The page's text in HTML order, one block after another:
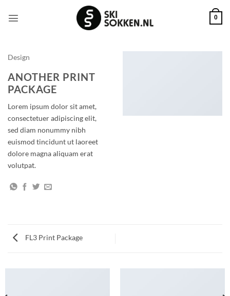
naar
0
Design
ANOTHER PRINT
PACKAGE
Lorem ipsum dolor sit amet,
consectetuer adipiscing elit,
sed diam nonummy nibh
euismod tincidunt ut laoreet
dolore magna aliquam erat
volutpat.
FL3 Print Package